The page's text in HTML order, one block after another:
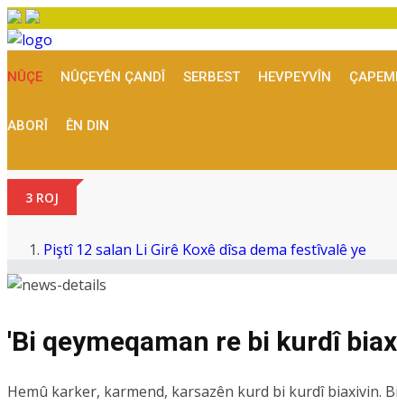
NÛÇE NÛÇEYÊN ÇANDÎ SERBEST HEVPEYVÎN
ABORÎ ÊN DIN
3 ROJ
Piştî 12 salan Li Girê Koxê dîsa dema festîvalê ye
Hûmara newî ay "Bajar"î veciya
Va ye anketa dawî: Yenî Parti yekem e, ji bo DEM
Festîvala Koxê bi meşê dest pê kir
'Bi qeymeqaman re bi kurdî
Hemû karker, karmend, karsazên kurd bi kurdî biaxivin.